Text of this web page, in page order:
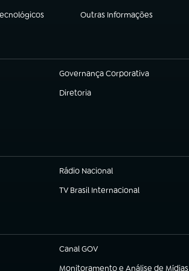
Outras Informações
(abre em nova aba)
Governança Corporativa
(abre em nova aba)
Diretoria
(abre em nova aba)
Rádio Nacional
(abre em nova aba)
TV Brasil Internacional
(abre em nova aba)
Canal GOV
(abre em nova aba)
Monitoramento e Análise de Mídias